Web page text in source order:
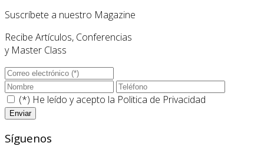
Suscríbete a nuestro Magazine
Recibe Artículos, Conferencias
y Master Class
(*) He leído y acepto la Politica de Privacidad
Síguenos